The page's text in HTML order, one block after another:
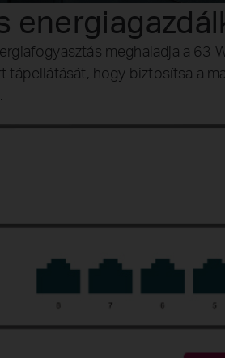
meghaladja a 63
tápellátását, hogy biztosítsa a